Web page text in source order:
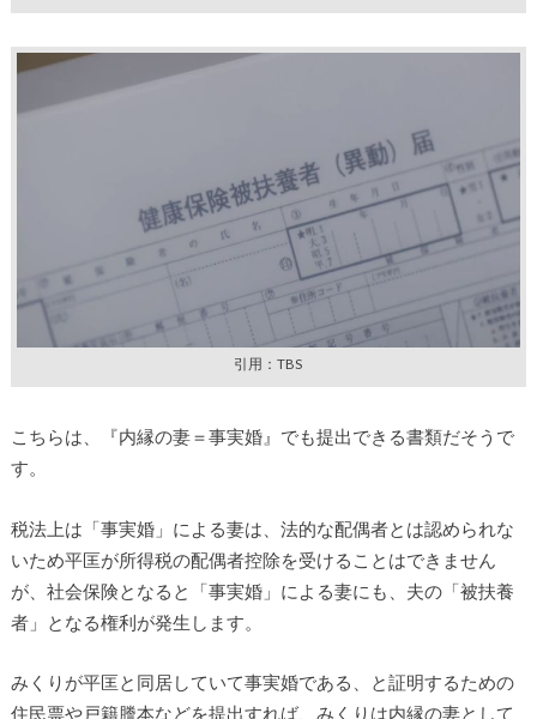
引用：TBS
こちらは、『内縁の妻＝事実婚』でも提出できる書類だそうで
す。
税法上は「事実婚」による妻は、法的な配偶者とは認められな
いため平匡が所得税の配偶者控除を受けることはできません
が、社会保険となると「事実婚」による妻にも、夫の「被扶養
者」となる権利が発生します。
みくりが平匡と同居していて事実婚である、と証明するための
住民票や戸籍謄本などを提出すれば、みくりは内縁の妻として